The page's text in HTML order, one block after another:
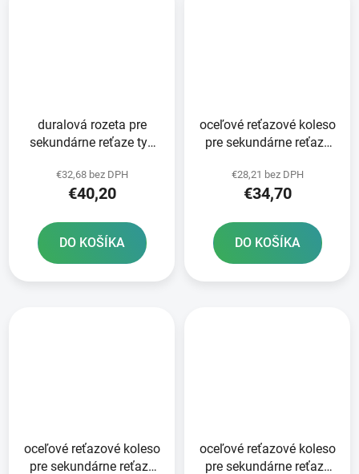
duralová rozeta pre
sekundárne reťaze typ
€32,68 bez DPH
€40,20
DO KOŠÍKA
oceľové reťazové koleso
pre sekundárne reťaze
zubov
€28,21 bez DPH
€34,70
DO KOŠÍKA
oceľové reťazové koleso
pre sekundárne reťaze
oceľové reťazové koleso
pre sekundárne reťaze